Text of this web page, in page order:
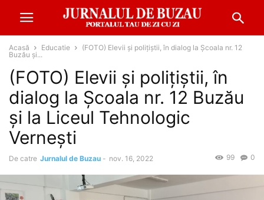
Acasă Educatie
(FOTO) Elevii și polițiștii, în dialog la Școala nr. 12
Buzău și...
(FOTO) Elevii și polițiștii, în
dialog la Școala nr. 12 Buzău
și la Liceul Tehnologic
Vernești
De catre Jurnalul de Buzau - nov. 16, 2022 0
99